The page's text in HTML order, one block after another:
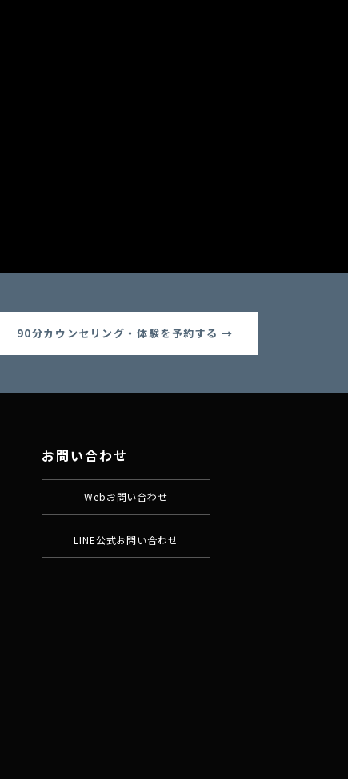
90分カウンセリング・体験を予約する →
お問い合わせ
Webお問い合わせ
LINE公式お問い合わせ